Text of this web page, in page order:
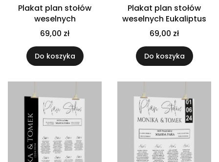
Plakat plan stołów
weselnych
69,00 zł
Do koszyka
Plakat plan stołów
weselnych Eukaliptus
69,00 zł
Do koszyka